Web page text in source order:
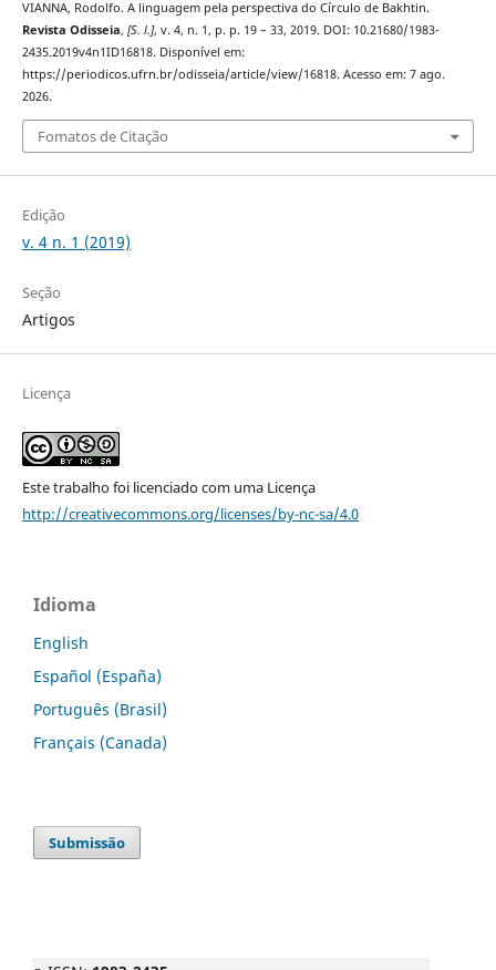
VIANNA, Rodolfo. A linguagem pela perspectiva do Círculo de Bakhtin.
Revista Odisseia, [S. l.], v. 4, n. 1, p. p. 19 – 33, 2019. DOI: 10.21680/1983-
2435.2019v4n1ID16818. Disponível em:
https://periodicos.ufrn.br/odisseia/article/view/16818. Acesso em: 7 ago.
2026.
Fomatos de Citação
Edição
v. 4 n. 1 (2019)
Seção
Artigos
Licença
Este trabalho foi licenciado com uma Licença
http://creativecommons.org/licenses/by-nc-sa/4.0
Idioma
English
Español (España)
Português (Brasil)
Français (Canada)
Submissão